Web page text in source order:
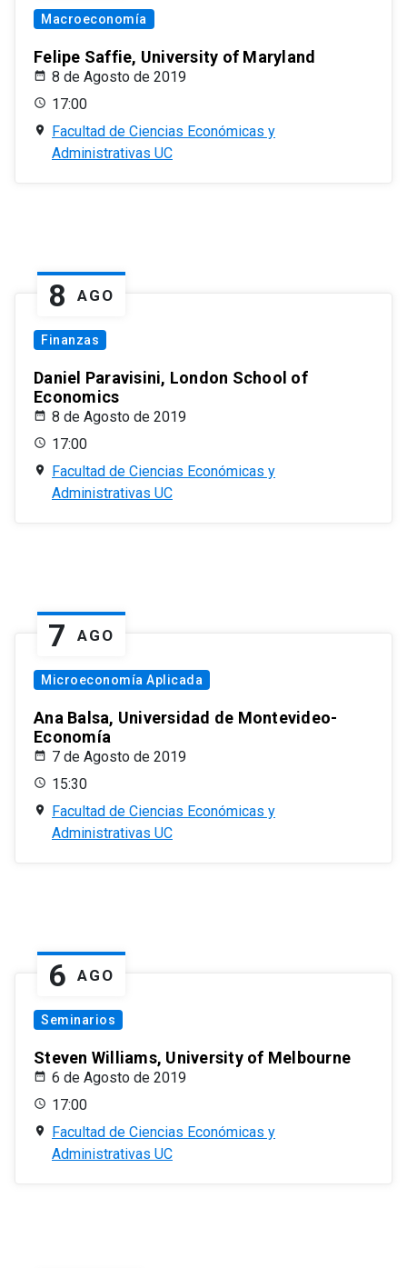
Macroeconomía
Felipe Saffie, University of Maryland
8 de Agosto de 2019
17:00
Facultad de Ciencias Económicas y
Administrativas UC
8 AGO
Finanzas
Daniel Paravisini, London School of
Economics
8 de Agosto de 2019
17:00
Facultad de Ciencias Económicas y
Administrativas UC
7 AGO
Microeconomía Aplicada
Ana Balsa, Universidad de Montevideo-
Economía
7 de Agosto de 2019
15:30
Facultad de Ciencias Económicas y
Administrativas UC
6 AGO
Seminarios
Steven Williams, University of Melbourne
6 de Agosto de 2019
17:00
Facultad de Ciencias Económicas y
Administrativas UC